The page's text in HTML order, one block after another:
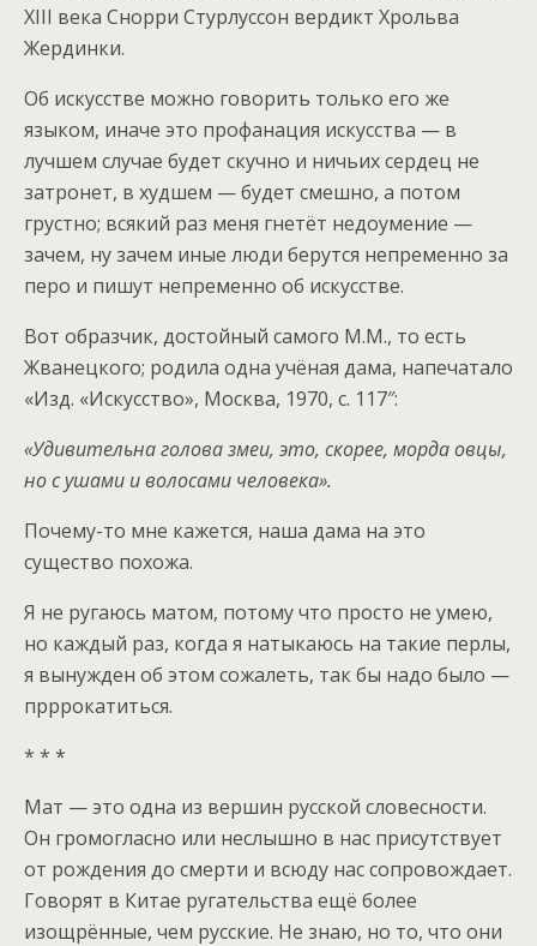
XIII века Снорри Стурлуссон вердикт Хрольва
Жердинки.
Об искусстве можно говорить только его же
языком, иначе это профанация искусства — в
лучшем случае будет скучно и ничьих сердец не
затронет, в худшем — будет смешно, а потом
грустно; всякий раз меня гнетёт недоумение —
зачем, ну зачем иные люди берутся непременно за
перо и пишут непременно об искусстве.
Вот образчик, достойный самого М.М., то есть
Жванецкого; родила одна учёная дама, напечатало
«Изд. «Искусство», Москва, 1970, с. 117″:
«Удивительна голова змеи, это, скорее, морда овцы,
но с ушами и волосами человека».
Почему-то мне кажется, наша дама на это
существо похожа.
Я не ругаюсь матом, потому что просто не умею,
но каждый раз, когда я натыкаюсь на такие перлы,
я вынужден об этом сожалеть, так бы надо было —
прррокатиться.
* * *
Мат — это одна из вершин русской словесности.
Он громогласно или неслышно в нас присутствует
от рождения до смерти и всюду нас сопровождает.
Говорят в Китае ругательства ещё более
изощрённые, чем русские. Не знаю, но то, что они